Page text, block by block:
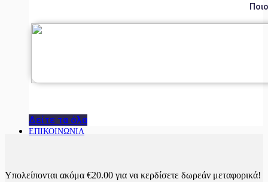
Δείτε τα όλα
ΕΠΙΚΟΙΝΩΝΙΑ
Υπολείπονται ακόμα €20.00 για να κερδίσετε δωρεάν μεταφορικά!